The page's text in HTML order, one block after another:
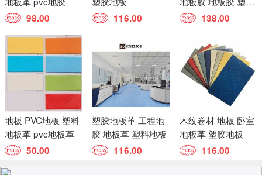
98.00
116.00
地板 138.00
地板 PVC地板 塑料
地板革 pvc地板革
50.00
塑胶地板革 工程地
胶 地板革 塑料地板
116.00
木纹卷材 地板 卧室
地板革 塑胶地板
116.00